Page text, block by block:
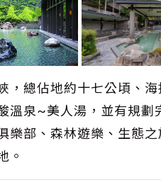
，總佔地約十七公頃、
溫泉~美人湯，並有規
樂部、森林遊樂、生態
。